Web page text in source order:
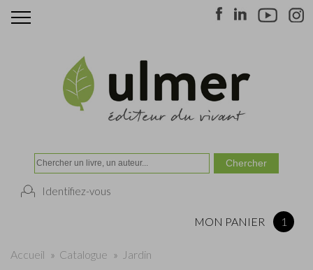
Identifiez-vous
MON PANIER 1
Accueil » Catalogue » Jardin